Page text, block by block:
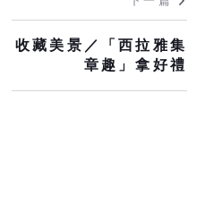
收藏美景／「西拉雅集
章趣」拿好禮